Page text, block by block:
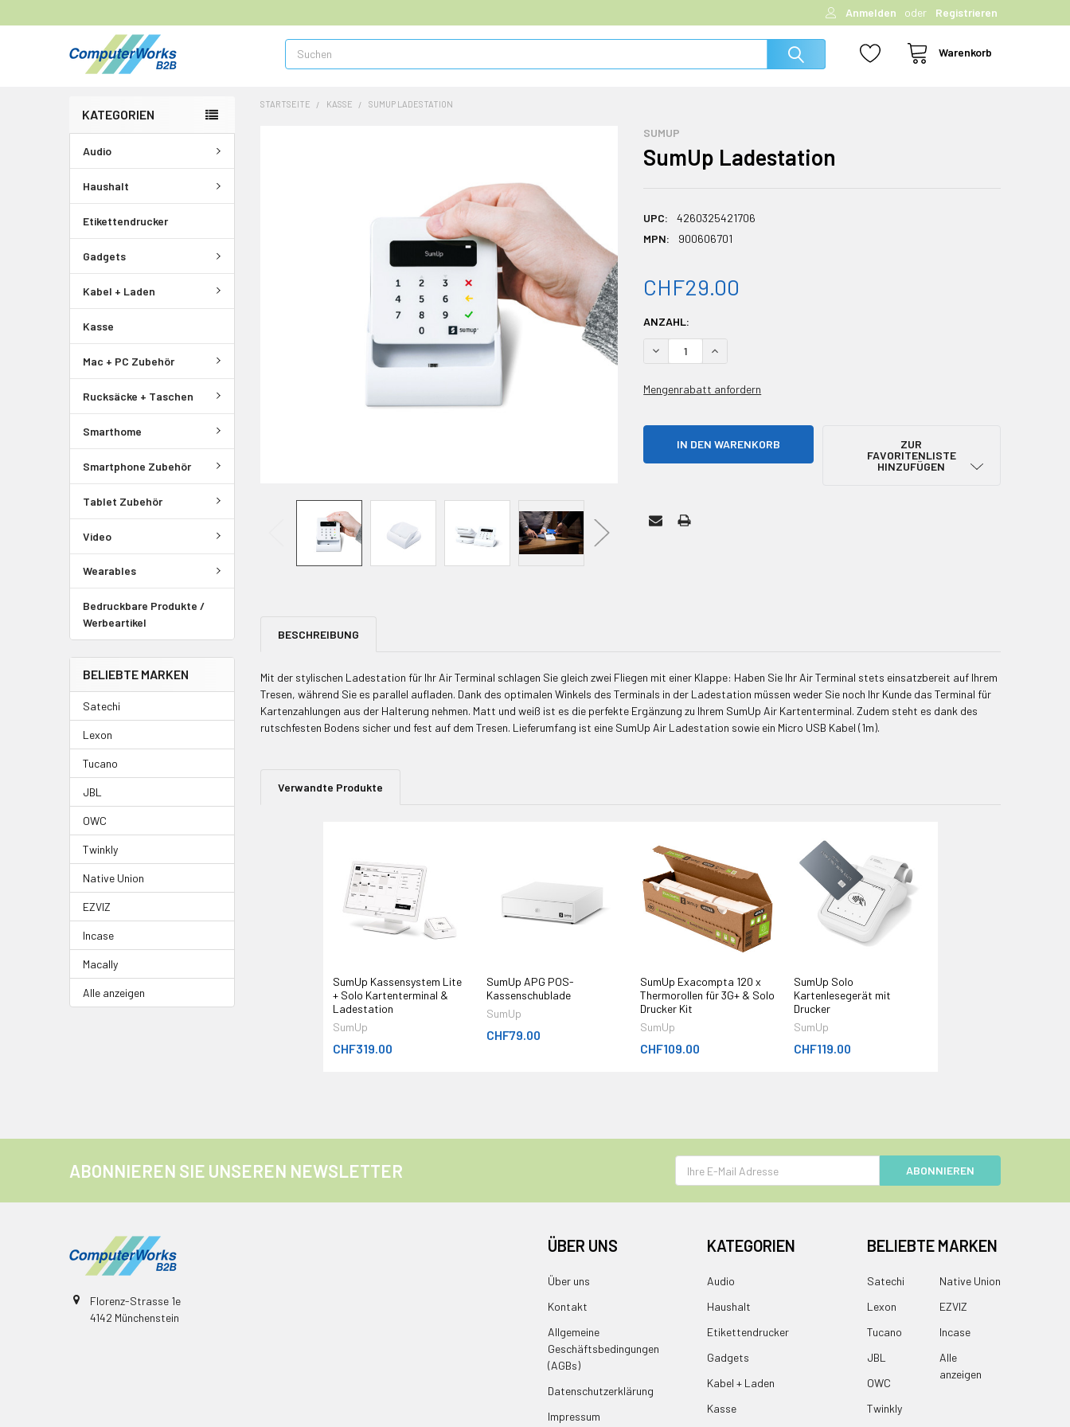
Anmelden oder Registrieren
Warenkorb
Suchen
KATEGORIEN
Audio
Haushalt
Etikettendrucker
Gadgets
Kabel + Laden
Kasse
Mac + PC Zubehör
Rucksäcke + Taschen
Smarthome
Smartphone Zubehör
Tablet Zubehör
Video
Wearables
Bedruckbare Produkte /
Werbeartikel
BELIEBTE MARKEN
Satechi
Lexon
Tucano
JBL
OWC
Twinkly
Native Union
EZVIZ
Incase
Macally
Alle anzeigen
STARTSEITE KASSE SUMUP LADESTATION
SUMUP
SumUp Ladestation
UPC:
4260325421706
MPN:
900606701
CHF29.00
AKTUELLER
BESTAND:
ANZAHL:
MENGE VON UNDEFINED REDUZIEREN
MENGE VON UNDEFINED ERHÖHEN
Mengenrabatt anfordern
ZUR
FAVORITENLISTE
HINZUFÜGEN
BESCHREIBUNG
Mit der stylischen Ladestation für Ihr Air Terminal schlagen Sie gleich zwei Fliegen mit einer Klappe: Haben Sie Ihr Air Terminal stets einsatzbereit auf Ihrem
Tresen, während Sie es parallel aufladen. Dank des optimalen Winkels des Terminals in der Ladestation müssen weder Sie noch Ihr Kunde das Terminal für
Kartenzahlungen aus der Halterung nehmen. Matt und weiß ist es die perfekte Ergänzung zu Ihrem SumUp Air Kartenterminal. Zudem steht es dank des
rutschfesten Bodens sicher und fest auf dem Tresen. Lieferumfang ist eine SumUp Air Ladestation sowie ein Micro USB Kabel (1m).
Verwandte Produkte
SumUp Kassensystem Lite
+ Solo Kartenterminal &
Ladestation
SumUp
CHF319.00
SumUp APG POS-
Kassenschublade
SumUp
CHF79.00
SumUp Exacompta 120 x
Thermorollen für 3G+ & Solo
Drucker Kit
SumUp
CHF109.00
SumUp Solo
Kartenlesegerät mit
Drucker
SumUp
CHF119.00
ABONNIEREN SIE UNSEREN NEWSLETTER
Florenz-Strasse 1e
4142 Münchenstein
ÜBER UNS
Über uns
Kontakt
Allgemeine
Geschäftsbedingungen
(AGBs)
Datenschutzerklärung
Impressum
KATEGORIEN
Audio
Haushalt
Etikettendrucker
Gadgets
Kabel + Laden
Kasse
BELIEBTE MARKEN
Satechi
Lexon
Tucano
JBL
OWC
Twinkly
Native Union
EZVIZ
Incase
Alle
anzeigen